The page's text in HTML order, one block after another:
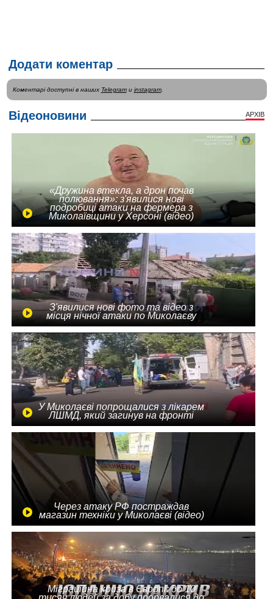
Додати коментар
Коментарі доступні в наших Telegramи instagram.
Відеоновини АРХІВ
«Дружина втекла, а дрон почав
полювання»: з'явилися нові
подробиці атаки на фермера з
Миколаївщини у Херсоні (відео)
З'явилися нові фото та відео з
місця нічної атаки по Миколаєву
У Миколаєві попрощалися з лікарем
ЛШМД, який загинув на фронті
Через атаку РФ постраждав
магазин техніки у Миколаєві (відео)
Міграційна криза в Європі: до 10